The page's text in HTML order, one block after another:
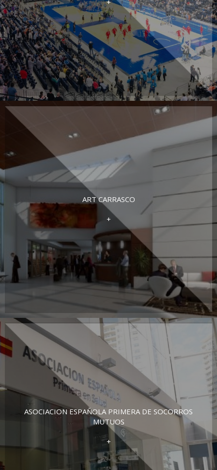
+
ART CARRASCO
+
ASOCIACION ESPAÑOLA PRIMERA DE SOCORROS
MUTUOS
+